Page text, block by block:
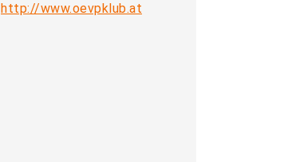
http://www.oevpklub.at